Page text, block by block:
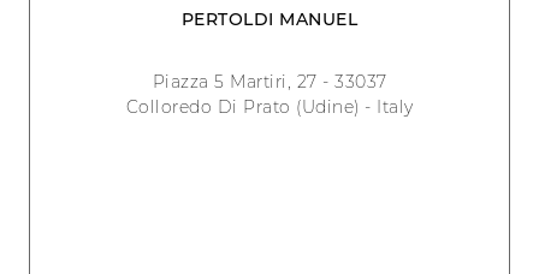
PERTOLDI MANUEL
Piazza 5 Martiri, 27 - 33037
Colloredo Di Prato (Udine) - Italy